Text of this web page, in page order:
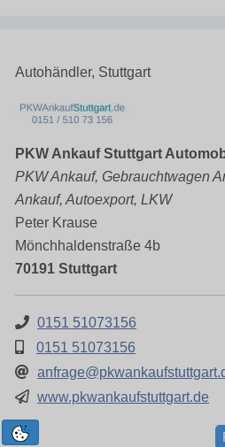
Autohändler, Stuttgart
PKW Ankauf Stuttgart
PKW Ankauf, Gebrauchtwagen
Ankauf, Autoexport, LKW
Peter Krause
Mönchhaldenstraße 4b
70191 Stuttgart
0151 51073156
0151 51073156
www.pkwankaufstuttgart.de